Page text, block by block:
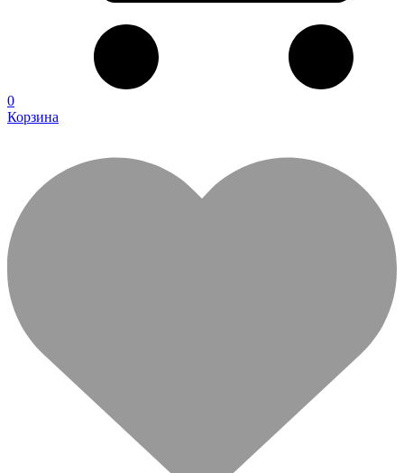
0
Корзина